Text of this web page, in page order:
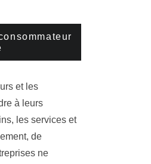
et les
à leurs
les services et
de
ne